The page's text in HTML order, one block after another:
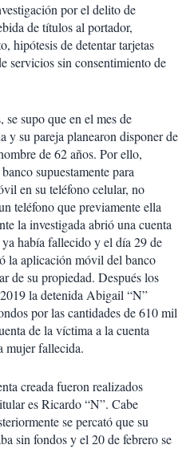
por el delito de
de títulos al portador,
hipótesis de detentar tarjetas
servicios sin consentimiento de
se supo que en el mes de
y su pareja planearon disponer de
de 62 años. Por ello,
supuestamente para
en su teléfono celular, no
teléfono que previamente ella
la investigada abrió una cuenta
había fallecido y el día 29 de
la aplicación móvil del banco
de su propiedad. Después los
la detenida Abigail “N”
por las cantidades de 610 mil
de la víctima a la cuenta
mujer fallecida.
creada fueron realizados
es Ricardo “N”. Cabe
se percató que su
sin fondos y el 20 de febrero se